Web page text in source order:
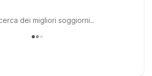
dei migliori soggiorni..